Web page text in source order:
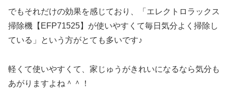
でもそれだけの効果を感じており、「エレクトロラックス
掃除機【EFP71525】が使いやすくて毎日気分よく掃除し
ている」という方がとても多いです♪
軽くて使いやすくて、家じゅうがきれいになるなら気分も
あがりますよね＾＾！